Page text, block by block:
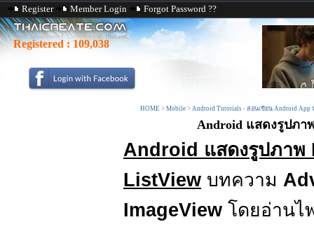
Register Member Login Forgot Password ??
Registered : 109,038
HOME > Mobile > Android Tutorials - สอนเขียน Android App
Android แสดงรูปภา
Android แสดงรูปภาพ
ListView บทความ
ImageView โดยอ่านไ